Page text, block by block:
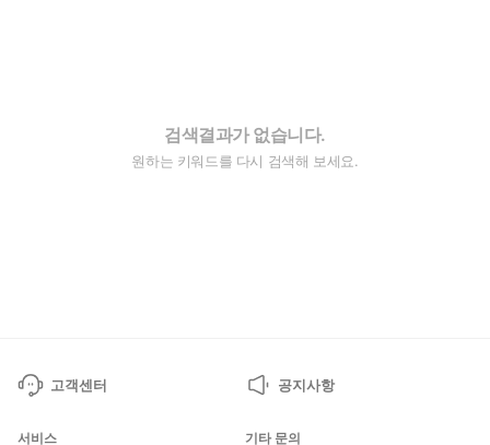
검색결과가 없습니다.
원하는 키워드를 다시 검색해 보세요.
고객센터 공지사항
서비스 기타 문의